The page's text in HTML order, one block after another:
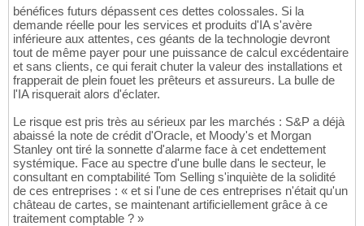
bénéfices futurs dépassent ces dettes colossales. Si la
demande réelle pour les services et produits d'IA s'avère
inférieure aux attentes, ces géants de la technologie devront
tout de même payer pour une puissance de calcul excédentaire
et sans clients, ce qui ferait chuter la valeur des installations et
frapperait de plein fouet les prêteurs et assureurs. La bulle de
l'IA risquerait alors d'éclater.
Le risque est pris très au sérieux par les marchés : S&P a déjà
abaissé la note de crédit d'Oracle, et Moody's et Morgan
Stanley ont tiré la sonnette d'alarme face à cet endettement
systémique. Face au spectre d'une bulle dans le secteur, le
consultant en comptabilité Tom Selling s'inquiète de la solidité
de ces entreprises : « et si l'une de ces entreprises n'était qu'un
château de cartes, se maintenant artificiellement grâce à ce
traitement comptable ? »